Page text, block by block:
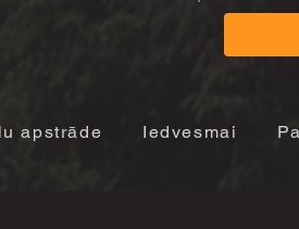
apstrāde Iedvesmai